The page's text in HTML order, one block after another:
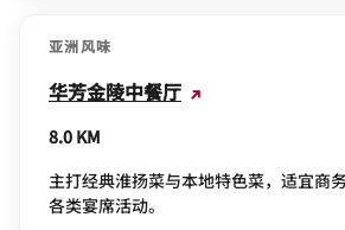
亚洲风味
华芳金陵中餐厅
8.0 KM
主打经典淮扬菜与本地特色菜，适宜商
各类宴席活动。